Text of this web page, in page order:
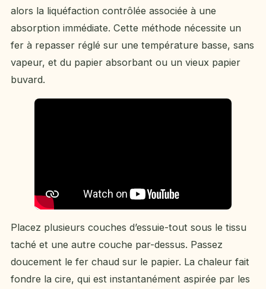
alors la liquéfaction contrôlée associée à une
absorption immédiate. Cette méthode nécessite un
fer à repasser réglé sur une température basse, sans
vapeur, et du papier absorbant ou un vieux papier
buvard.
Placez plusieurs couches d’essuie-tout sous le tissu
taché et une autre couche par-dessus. Passez
doucement le fer chaud sur le papier. La chaleur fait
fondre la cire, qui est instantanément aspirée par les